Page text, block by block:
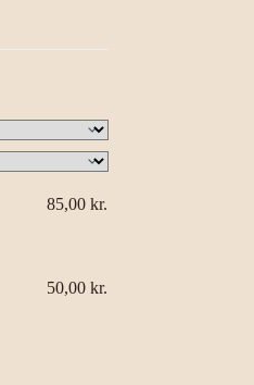
85,00 kr.
50,00 kr.